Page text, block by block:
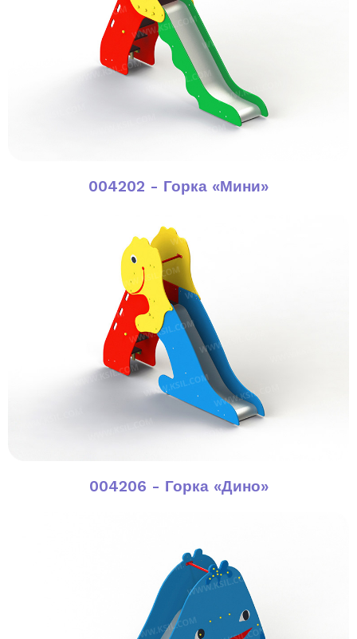
004202 - Горка «Мини»
004206 - Горка «Дино»